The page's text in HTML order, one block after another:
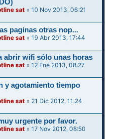
sat «10 Nov 2013, 06:21
paginas otras nop...
sat «19 Abr 2013, 17:44
abrir wifi sólo unas horas
sat «12 Ene 2013, 08:27
y agotamiento tiempo
sat « 21 Dic 2012, 11:24
urgente por favor.
sat «17 Nov 2012, 08:50